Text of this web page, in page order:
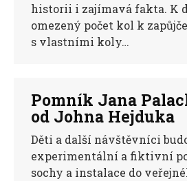
historii i zajímavá fakta. K
omezený počet kol k
s vlastními koly…
Pomník Jana
od Johna Hejduka
Děti a další návštěvníci
experimentální a fiktivní
sochy a instalace do